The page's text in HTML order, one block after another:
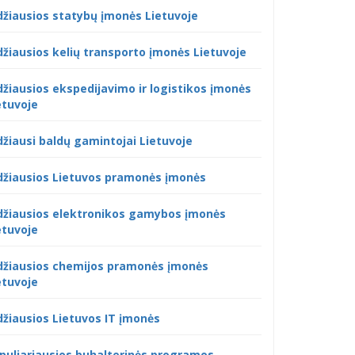
statybų įmonės Lietuvoje
kelių transporto įmonės Lietuvoje
ekspedijavimo ir logistikos įmonės
baldų gamintojai Lietuvoje
Lietuvos pramonės įmonės
elektronikos gamybos įmonės
chemijos pramonės įmonės
Lietuvos IT įmonės